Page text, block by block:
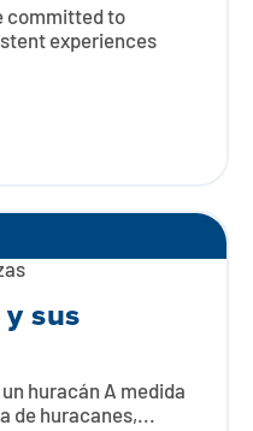
committed to
experiences
sus
huracán A medida
de huracanes,...